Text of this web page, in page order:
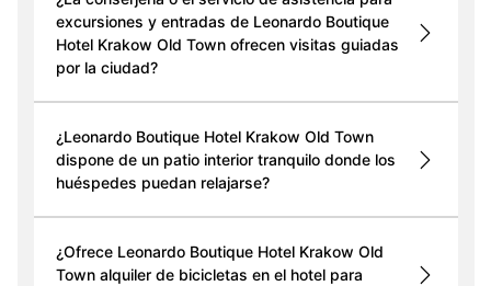
excursiones y entradas de Leonardo Boutique
Hotel Krakow Old Town ofrecen visitas guiadas
por la ciudad?
¿Leonardo Boutique Hotel Krakow Old Town
dispone de un patio interior tranquilo donde los
huéspedes puedan relajarse?
¿Ofrece Leonardo Boutique Hotel Krakow Old
Town alquiler de bicicletas en el hotel para